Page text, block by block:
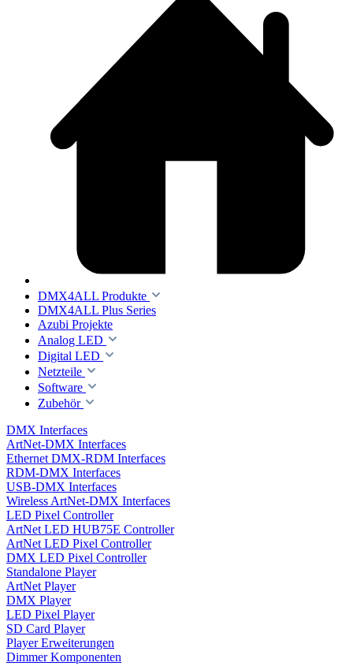
DMX4ALL Produkte
DMX4ALL Plus Series
Azubi Projekte
Analog LED
Digital LED
Netzteile
Software
Zubehör
DMX Interfaces
ArtNet-DMX Interfaces
Ethernet DMX-RDM Interfaces
RDM-DMX Interfaces
USB-DMX Interfaces
Wireless ArtNet-DMX Interfaces
LED Pixel Controller
ArtNet LED HUB75E Controller
ArtNet LED Pixel Controller
DMX LED Pixel Controller
Standalone Player
ArtNet Player
DMX Player
LED Pixel Player
SD Card Player
Player Erweiterungen
Dimmer Komponenten